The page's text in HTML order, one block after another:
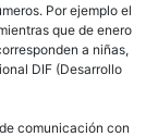
Por ejemplo el
que de enero
a niñas,
DIF (Desarrollo
comunicación con